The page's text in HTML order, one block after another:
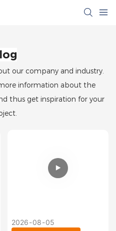
our company and industry.
information about the
thus get inspiration for your
2026 08 05